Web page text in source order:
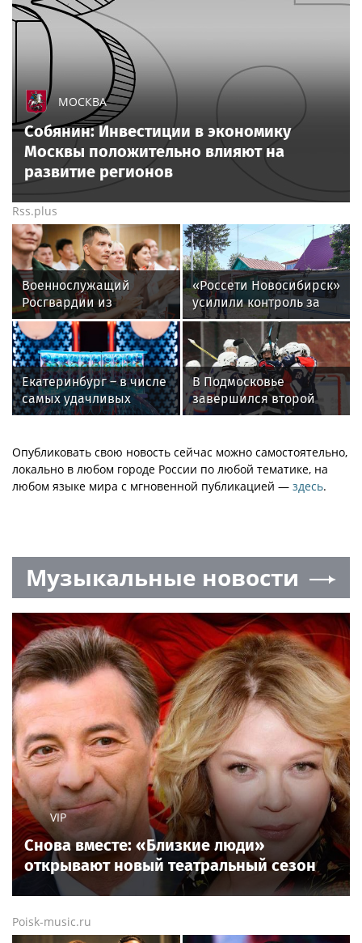
МОСКВА
Собянин: Инвестиции в экономику
Москвы положительно влияют на
развитие регионов
Rss.plus
Военнослужащий
Росгвардии из
Иркутска поучаствовал
в окружном этапе
всероссийского
конкурса наставников
«Быть, а не казаться»
«Россети Новосибирск»
усилили контроль за
незаконными
подвесами ВОЛС: охват
проверок вырос в 1,5
раза
Екатеринбург – в числе
самых удачливых
городов России в 2026
В Подмосковье
завершился второй
игровой день Кубка
Опубликовать свою новость сейчас можно самостоятельно,
локально в любом городе России по любой тематике, на
любом языке мира с мгновенной публикацией — здесь.
Музыкальные новости
VIP
Снова вместе: «Близкие люди»
открывают новый театральный сезон
Poisk-music.ru